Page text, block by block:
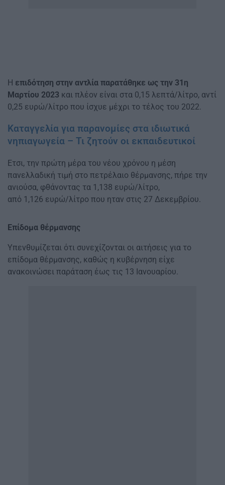
Η επιδότηση στην αντλία παρατάθηκε ως την 31η
Μαρτίου 2023 και πλέον είναι στα 0,15 λεπτά/λίτρο, αντί
0,25 ευρώ/λίτρο που ίσχυε μέχρι το τέλος του 2022.
Καταγγελία για παρανομίες στα ιδιωτικά
νηπιαγωγεία – Τι ζητούν οι εκπαιδευτικοί
Ετσι, την πρώτη μέρα του νέου χρόνου η μέση
πανελλαδική τιμή στο πετρέλαιο θέρμανσης, πήρε την
ανιούσα, φθάνοντας τα 1,138 ευρώ/λίτρο,
από 1,126 ευρώ/λίτρο που ηταν στις 27 Δεκεμβρίου.
Επίδομα θέρμανσης
Υπενθυμίζεται ότι συνεχίζονται οι αιτήσεις για το
επίδομα θέρμανσης, καθώς η κυβέρνηση είχε
ανακοινώσει παράταση έως τις 13 Ιανουαρίου.